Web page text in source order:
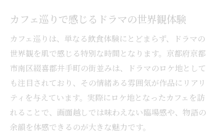
ドラマゆかりのカフェが映す街並みの魅力
井手町のカフェで感じるドラマの余韻
カフェで楽しむ物語の記憶と新たな発見
京都で巡るカフェが与える心の癒やし
レトロな雰囲気で楽しむカフェ体験談
レトロカフェで感じる懐かしさと新発見
ドラマの舞台になるカフェでの体験記
カフェで出会う昭和レトロの魅力とは
カフェ巡りで感じるドラマの世界観体験
カフェ巡りは、単なる飲食体験にとどまらず、ドラマの
世界観を肌で感じる特別な時間となります。京都府京都
市南区綴喜郡井手町の街並みは、ドラマのロケ地として
も注目されており、その情緒ある雰囲気が作品にリアリ
ティを与えています。実際にロケ地となったカフェを訪
れることで、画面越しでは味わえない臨場感や、物語の
余韻を体感できるのが大きな魅力です。